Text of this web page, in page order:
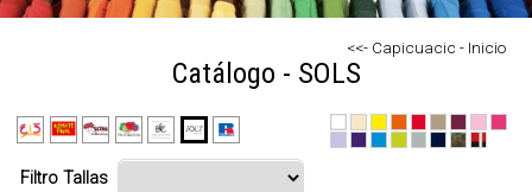
<<- Capicuacic - Inicio
Catálogo - SOLS
Filtro Tallas